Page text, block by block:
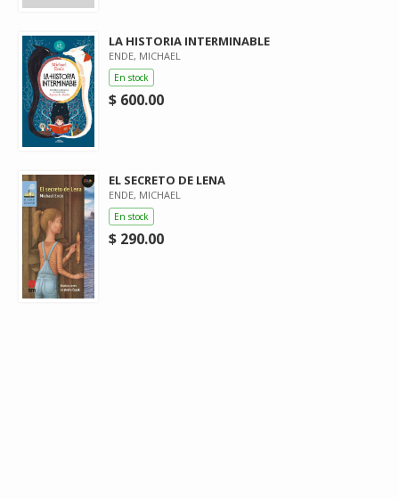
LA HISTORIA INTERMINABLE
ENDE, MICHAEL
En stock
$ 600.00
EL SECRETO DE LENA
ENDE, MICHAEL
En stock
$ 290.00